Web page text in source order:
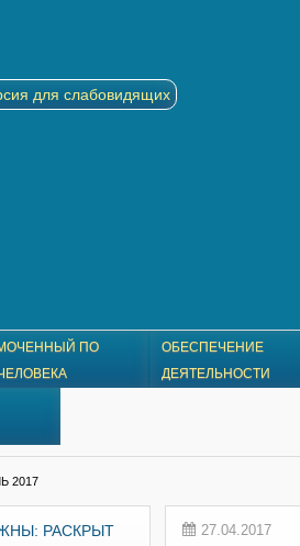
для слабовидящих
ПО
ОБЕСПЕЧЕНИЕ
ДЕЯТЕЛЬНОСТИ
2017
27.04.2017